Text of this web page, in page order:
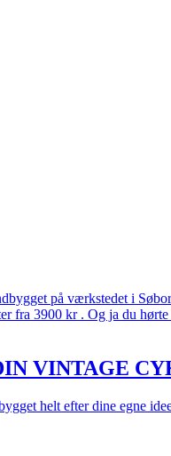
på værkstedet i
fra 3900 kr . Og ja du
VINTAGE
helt efter dine egne